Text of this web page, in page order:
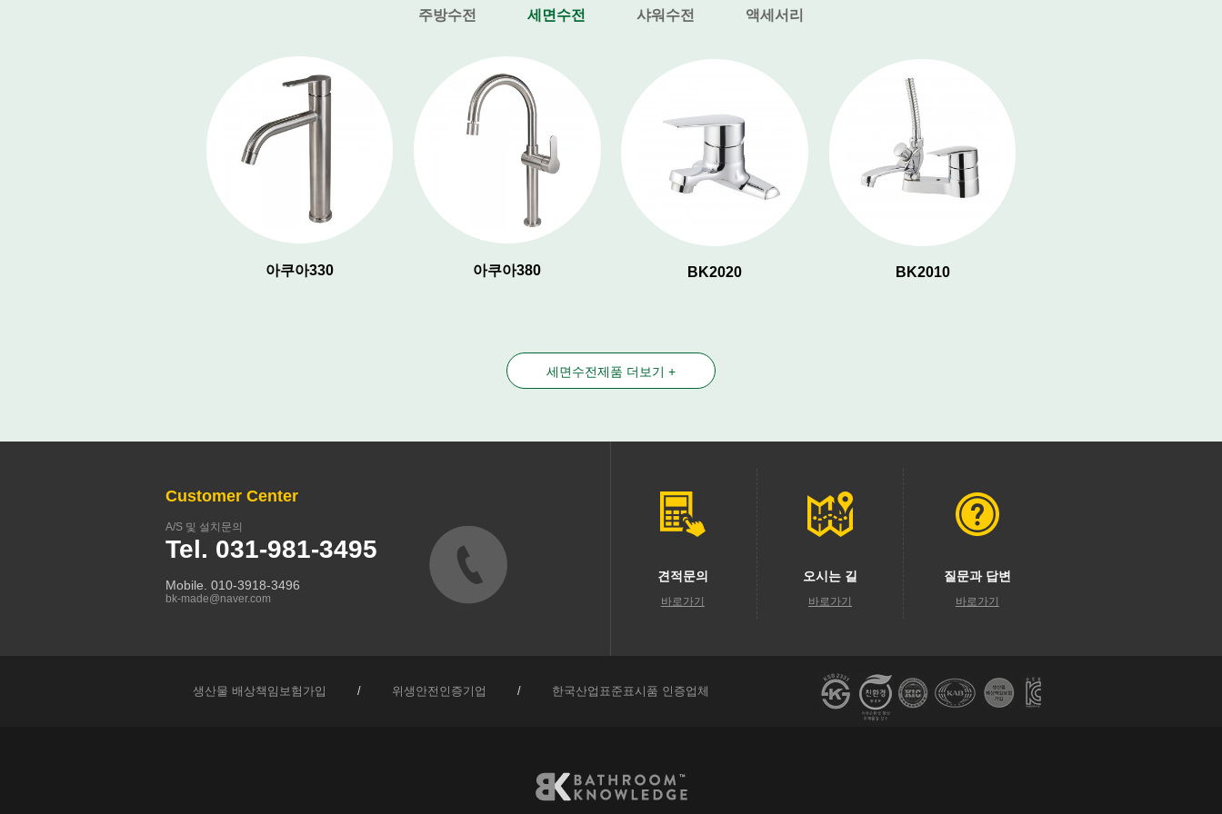
주방수전 세면수전 샤워수전 액세서리
아쿠아330 아쿠아380 BK2020 BK2010
세면수전제품 더보기 +
Customer Center
A/S 및 설치문의
Tel. 031-981-3495
Mobile. 010-3918-3496
bk-made@naver.com
견적문의
바로가기
오시는 길
바로가기
질문과 답변
바로가기
생산물 배상책임보험가입 / 위생안전인증기업 / 한국산업표준표시품 인증업체